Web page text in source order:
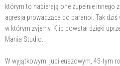
którym to nabierają one zupełnie innego
agresja prowadząca do paranoi. Tak
w którym żyjemy. Klip powstał dzięki
Mania Studio.
W wyjątkowym, jubileuszowym, 45-tym